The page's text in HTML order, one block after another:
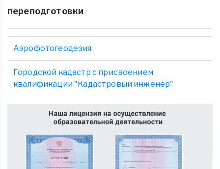
переподготовки
Аэрофотогеодезия
Городской кадастр с присвоением
квалификации "Кадастровый инженер"